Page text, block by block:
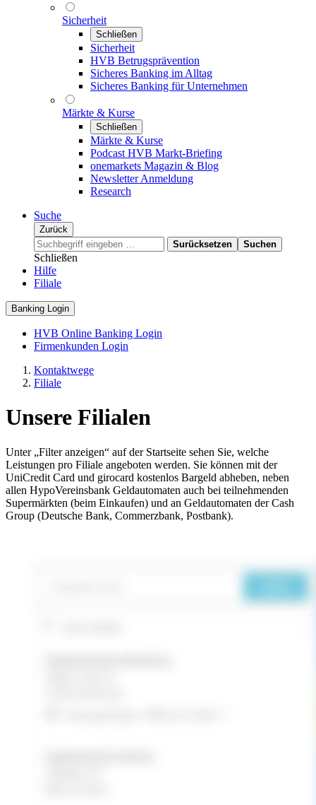
Sicherheit
Schließen
Sicherheit
HVB Betrugsprävention
Sicheres Banking im Alltag
Sicheres Banking für Unternehmen
Märkte & Kurse
Schließen
Märkte & Kurse
Podcast HVB Markt-Briefing
onemarkets Magazin & Blog
Newsletter Anmeldung
Research
Suche
Zurück
Surücksetzen
Suchen
Schließen
Hilfe
Filiale
Banking Login
HVB Online Banking Login
Firmenkunden Login
Kontaktwege
Filiale
Unsere Filialen
Unter „Filter anzeigen“ auf der Startseite sehen Sie, welche
Leistungen pro Filiale angeboten werden. Sie können mit der
UniCredit Card und girocard kostenlos Bargeld abheben, neben
allen HypoVereinsbank Geldautomaten auch bei teilnehmenden
Supermärkten (beim Einkaufen) und an Geldautomaten der Cash
Group (Deutsche Bank, Commerzbank, Postbank).